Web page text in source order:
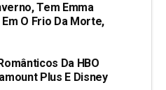
Tem Emma
O Frio Da Morte,
Da HBO
Plus E Disney